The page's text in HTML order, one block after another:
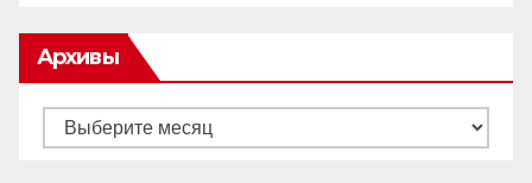
Архивы
Архивы